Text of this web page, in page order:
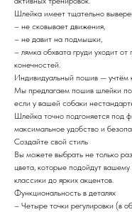
Шлейка имеет тщательно
– не сковывает движения,
– не давит на подмышки,
– лямка обхвата груди уходит
конечностей.
Индивидуальный пошив — учтём
Мы предлагаем пошив шлейки
если у вашей собаки
Шлейка точно подгоняется под
максимальное удобство и
Создайте свой стиль
Вы можете выбрать не только
цвета, которые подойдут
классики до ярких акцентов.
Функциональность в деталях
– Четыре точки регулировки (в